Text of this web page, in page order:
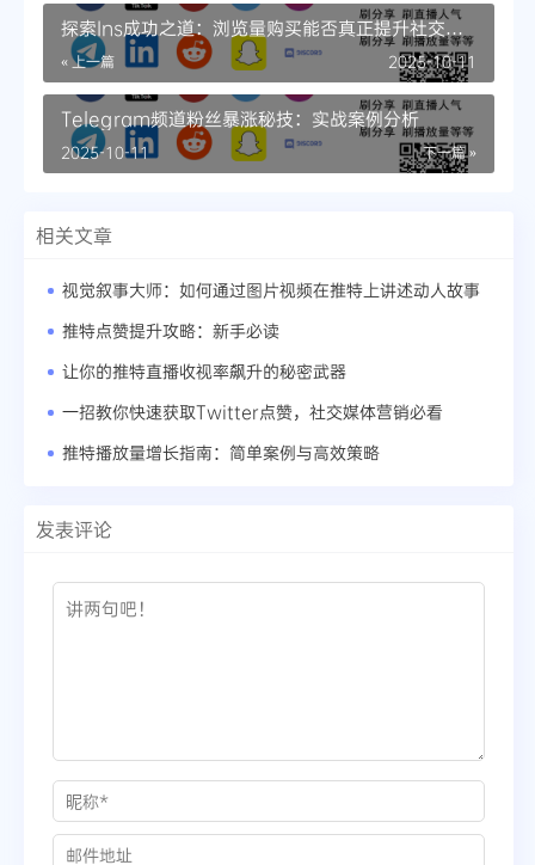
探索Ins成功之道：浏览量购买能否真正提升社交影
响力
« 上一篇 2025-10-11
Telegram频道粉丝暴涨秘技：实战案例分析
下一篇 »
2025-10-11
相关文章
视觉叙事大师：如何通过图片视频在推特上讲述动人故事
推特点赞提升攻略：新手必读
让你的推特直播收视率飙升的秘密武器
一招教你快速获取Twitter点赞，社交媒体营销必看
推特播放量增长指南：简单案例与高效策略
发表评论